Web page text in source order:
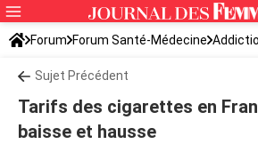
Forum Forum Santé-Médecine
Sujet Précédent
Tarifs des cigarettes en
baisse et hausse